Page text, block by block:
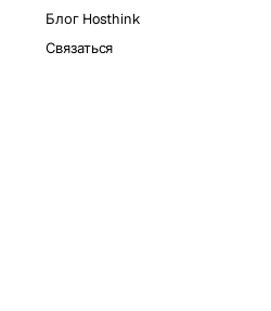
Блог Hosthink
Связаться